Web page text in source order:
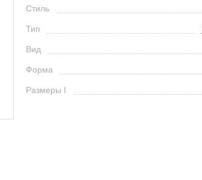
Стиль
Тип
Вид
Форма
Размеры I